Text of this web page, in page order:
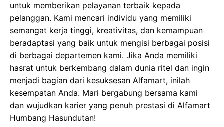
untuk memberikan pelayanan terbaik kepada
pelanggan. Kami mencari individu yang memiliki
semangat kerja tinggi, kreativitas, dan kemampuan
beradaptasi yang baik untuk mengisi berbagai posisi
di berbagai departemen kami. Jika Anda memiliki
hasrat untuk berkembang dalam dunia ritel dan ingin
menjadi bagian dari kesuksesan Alfamart, inilah
kesempatan Anda. Mari bergabung bersama kami
dan wujudkan karier yang penuh prestasi di Alfamart
Humbang Hasundutan!